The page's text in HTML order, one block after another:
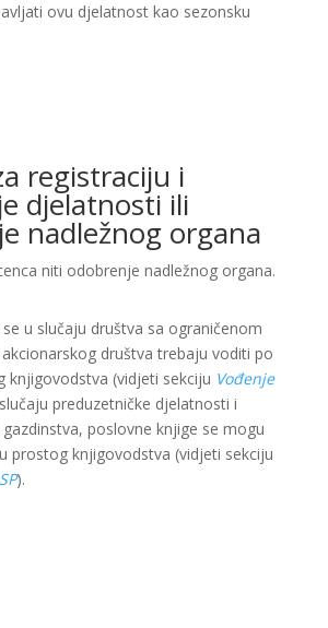
ovu djelatnost kao sezonsku
registraciju i
djelatnosti ili
nadležnog organa
niti odobrenje nadležnog organa.
u slučaju društva sa ograničenom
društva trebaju voditi po
knjigovodstva (vidjeti sekciju Vođenje
preduzetničke djelatnosti i
poslovne knjige se mogu
prostog knjigovodstva (vidjeti sekciju
).